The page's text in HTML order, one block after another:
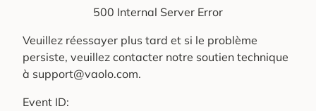
500 Internal Server Error
Veuillez réessayer plus tard et si le problème
persiste, veuillez contacter notre soutien technique
à support@vaolo.com.
Event ID: